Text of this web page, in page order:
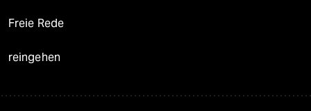
Freie Rede
reingehen